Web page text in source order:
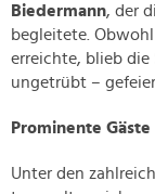
Biedermann, der
begleitete.
erreichte, blieb die
ungetrübt –
Prominente Gäste
Unter den